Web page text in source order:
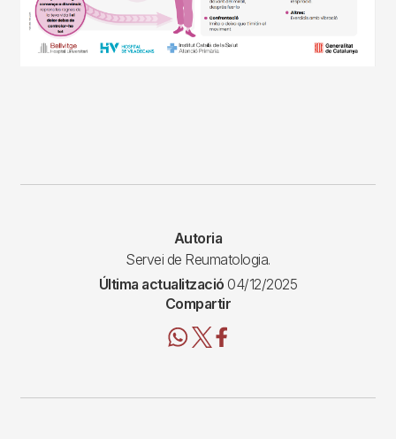
Autoria
Servei de Reumatologia.
Última actualització 04/12/2025
Compartir